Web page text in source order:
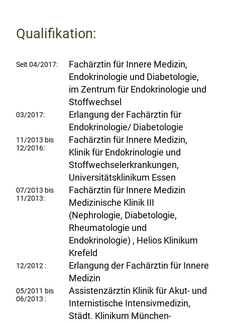
Qualifikation:
Seit 04/2017:
Fachärztin für Innere Medizin,
Endokrinologie und Diabetologie,
im Zentrum für Endokrinologie und
Stoffwechsel
03/2017:
Erlangung der Fachärztin für
Endokrinologie/ Diabetologie
11/2013 bis
12/2016:
Fachärztin für Innere Medizin,
Klinik für Endokrinologie und
Stoffwechselerkrankungen,
Universitätsklinikum Essen
07/2013 bis
11/2013:
Fachärztin für Innere Medizin
Medizinische Klinik III
(Nephrologie, Diabetologie,
Rheumatologie und
Endokrinologie) , Helios Klinikum
Krefeld
12/2012 :
Erlangung der Fachärztin für Innere
Medizin
05/2011 bis
06/2013 :
Assistenzärztin Klinik für Akut- und
Internistische Intensivmedizin,
Städt. Klinikum München-